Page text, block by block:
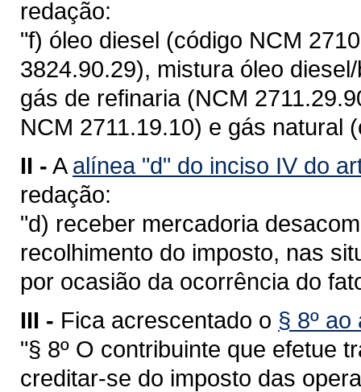
redação:
"f) óleo diesel (código NCM
3824.90.29), mistura óleo
gás de refinaria (NCM
NCM 2711.19.10) e gás natural
II - A alínea "d" do inciso IV do
redação:
"d) receber mercadoria
recolhimento do imposto, nas
por ocasião da ocorrência do
III - Fica acrescentado o § 8º ao
"§ 8º O contribuinte que efetue
creditar-se do imposto das